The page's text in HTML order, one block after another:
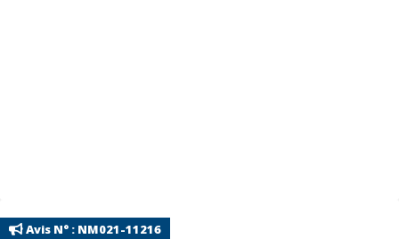
Avis N° : NM021-11216